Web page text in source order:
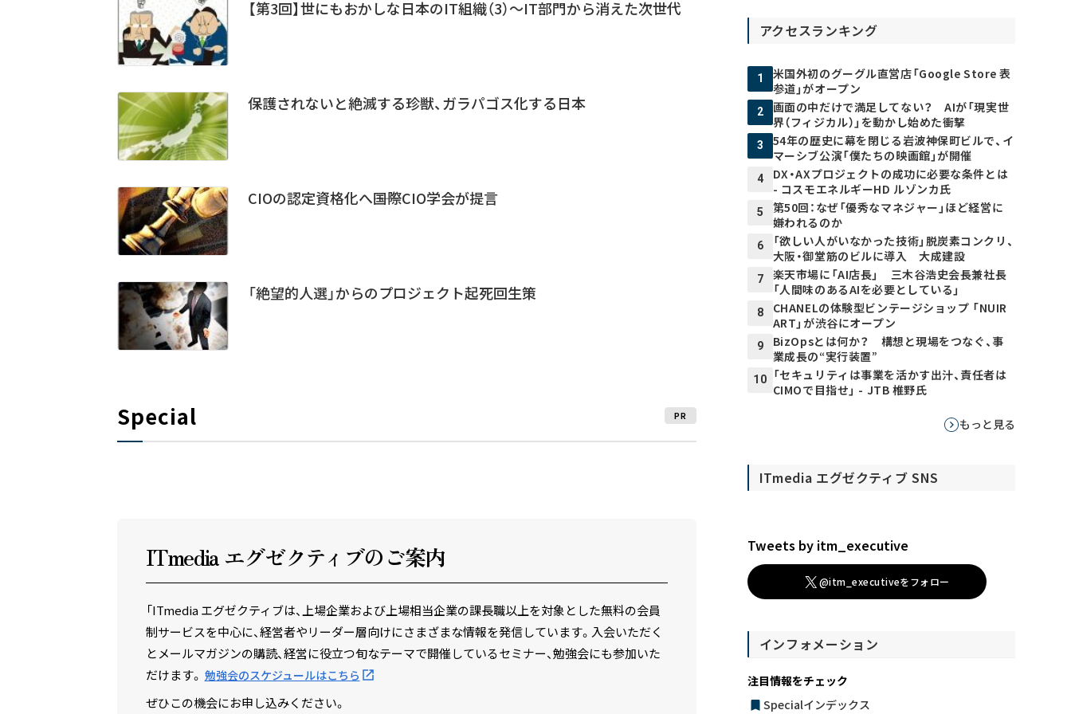
【第3回】世にもおかしな日本のIT組織（3）～IT部門から消えた次世代
保護されないと絶滅する珍獣、ガラパゴス化する日本
CIOの認定資格化へ――国際CIO学会が提言
「絶望的人選」からのプロジェクト起死回生策
Special PR
ITmedia エグゼクティ ブのご案内
「ITmedia エグゼクティブは、上場企業および上場相当企業の課長職以上を対象とした無料の会員
制サービスを中心に、経営者やリーダー層向けにさまざまな情報を発信しています。入会いただく
とメールマガジンの購読、経営に役立つ旬なテーマで開催しているセミナー、勉強会にも参加いた
だけます。 勉強会のスケジュールはこちら
ぜひこの機会にお申し込みください。
アクセスランキング
1
米国外初のグーグル直営店「Google Store 表
参道」がオープン
2
画面の中だけで満足してない？ AIが「現実世
界（フィジカル）」を動かし始めた衝撃
3
54年の歴史に幕を閉じる岩波神保町ビルで、イ
マーシブ公演「僕たちの映画館」が開催
4
DX・AXプロジェクトの成功に必要な条件とは
- コスモエネルギーHD ルゾンカ氏
5
第50回：なぜ「優秀なマネジャー」ほど経営に
嫌われるのか
6
「欲しい人がいなかった技術」脱炭素コンクリ、
大阪・御堂筋のビルに導入 大成建設
7
楽天市場に「AI店長」 三木谷浩史会長兼社長
「人間味のあるAIを必要としている」
8
CHANELの体験型ビンテージショップ 「NUIR
ART」が渋谷にオープン
9
BizOpsとは何か？ 構想と現場をつなぐ、事
業成長の“実行装置”
10
「セキュリティは事業を活かす出汁、責任者は
CIMOで目指せ」 - JTB 椎野氏
もっと見る
ITmedia エグゼクティブ SNS
Tweets by itm_executive
@itm_executiveをフォロー
インフォメーション
注目情報をチェック
Specialインデックス